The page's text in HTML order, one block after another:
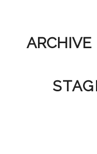
ARCHIVE